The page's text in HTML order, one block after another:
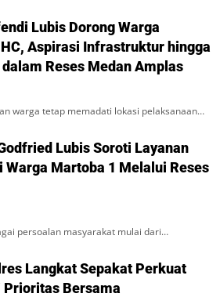
Lubis Dorong Warga
Aspirasi Infrastruktur hingga
Reses Medan Amplas
warga tetap memadati lokasi pelaksanaan…
Lubis Soroti Layanan
Warga Martoba 1 Melalui Reses
persoalan masyarakat mulai dari…
Langkat Sepakat Perkuat
Bersama